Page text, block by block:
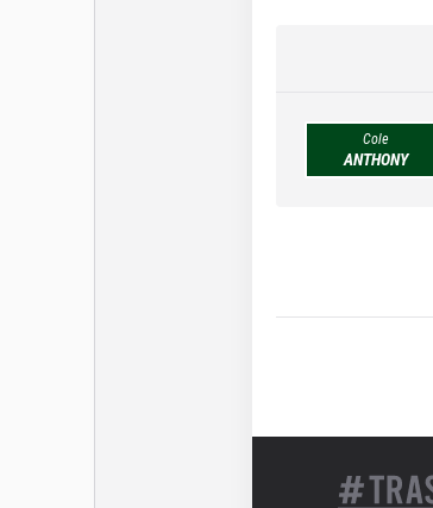
Cole
ANTHONY